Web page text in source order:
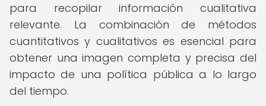
para recopilar información cualitativa
relevante. La combinación de métodos
cuantitativos y cualitativos es esencial para
obtener una imagen completa y precisa del
impacto de una política pública a lo largo
del tiempo.